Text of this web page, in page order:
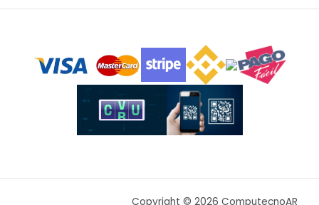
Copyright © 2026 ComputecnoAR